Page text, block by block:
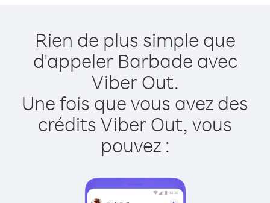
Rien de plus simple que
d'appeler Barbade avec
Viber Out.
Une fois que vous avez des
crédits Viber Out, vous
pouvez :